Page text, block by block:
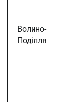
Волино-
Поділля